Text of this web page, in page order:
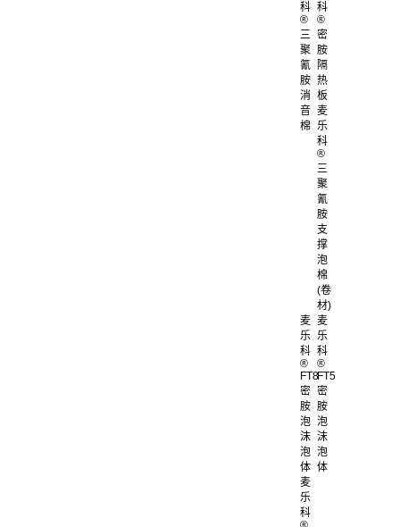
科
®
三
聚
氰
胺
消
音
棉
科
®
密
胺
隔
热
板
麦
乐
科
®
三
聚
氰
胺
支
撑
泡
棉
(卷
材)
麦
乐
科
®
FT8
密
胺
泡
沫
泡
体
麦
乐
科
®
FT5
密
胺
泡
沫
泡
体
麦
乐
科